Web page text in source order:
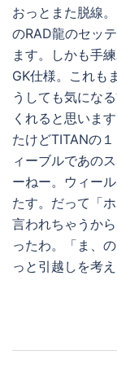
おっとまた脱線
のRAD龍のセッ
ます。しかも手
GK仕様。これも
うしても気にな
くれると思いま
たけどTITANの
ィーブルであの
ーねー。ウィー
たす。だって「
言われちゃうか
ったわ。「ま、
っと引越しを考